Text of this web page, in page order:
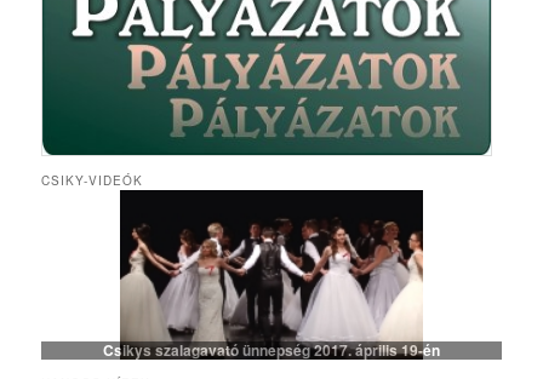
CSIKY-VIDEÓK
Csikys szalagavató ünnepség 2017. április 19-én